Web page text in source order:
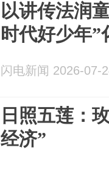
以讲传法润
时代好少年
闪电新闻 2026-07-
日照五莲：
经济”